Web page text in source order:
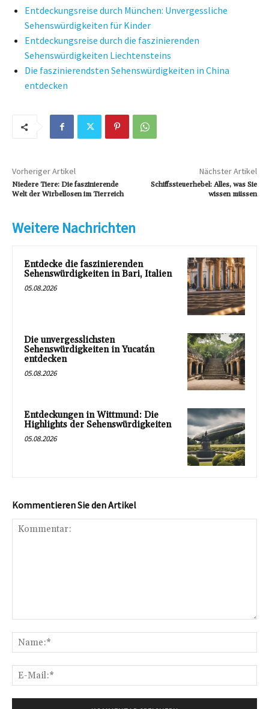
Entdeckungsreise durch München: Unvergessliche
Sehenswürdigkeiten für Kinder
Entdeckungsreise durch die faszinierenden
Sehenswürdigkeiten Liechtensteins
Die faszinierendsten Sehenswürdigkeiten in China
entdecken
Vorheriger Artikel
Niedere Tiere: Die faszinierende
Welt der Wirbellosen im Tierreich
Nächster Artikel
Schiffssteuerhebel: Alles, was Sie
wissen müssen
Weitere Nachrichten
Entdecke die faszinierenden
Sehenswürdigkeiten in Bari, Italien
05.08.2026
Die unvergesslichsten
Sehenswürdigkeiten in Yucatán
entdecken
05.08.2026
Entdeckungen in Wittmund: Die
Highlights der Sehenswürdigkeiten
05.08.2026
Kommentieren Sie den Artikel